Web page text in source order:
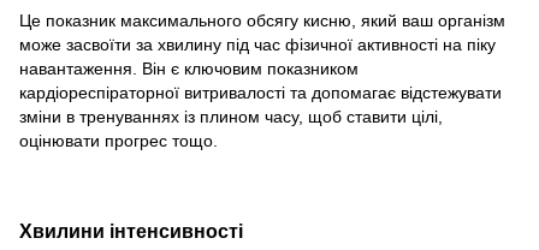
Це показник максимального обсягу кисню, який ваш організм
може засвоїти за хвилину під час фізичної активності на піку
навантаження. Він є ключовим показником
кардіореспіраторної витривалості та допомагає відстежувати
зміни в тренуваннях із плином часу, щоб ставити цілі,
оцінювати прогрес тощо.
Хвилини інтенсивності